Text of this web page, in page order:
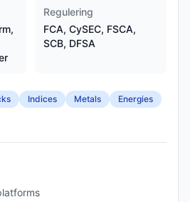
Regulering
FCA, CySEC, FSCA,
SCB, DFSA
Indices Metals
Energies